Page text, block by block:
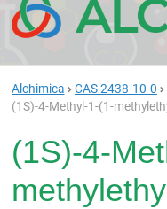
Alchimica
CAS 2438-10-0
(1S)-4-Methyl-1-(1-
(1S)-4-